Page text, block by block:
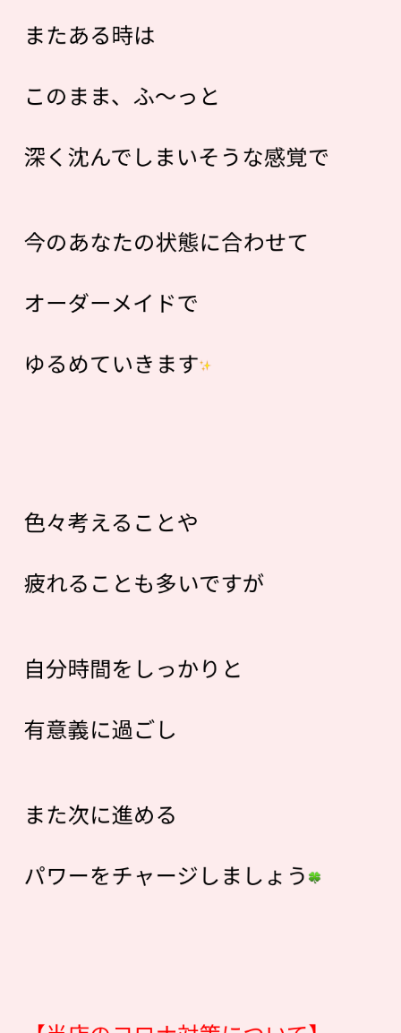
またある時は
このまま、ふ～っと
深く沈んでしまいそうな感覚で
今のあなたの状態に合わせて
オーダーメイドで
ゆるめていきます
色々考えることや
疲れることも多いですが
自分時間をしっかりと
有意義に過ごし
また次に進める
パワーをチャージしましょう